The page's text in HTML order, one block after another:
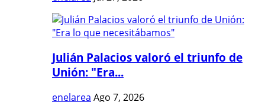
Julián Palacios valoró el triunfo de
Unión: "Era...
enelarea Ago 7, 2026